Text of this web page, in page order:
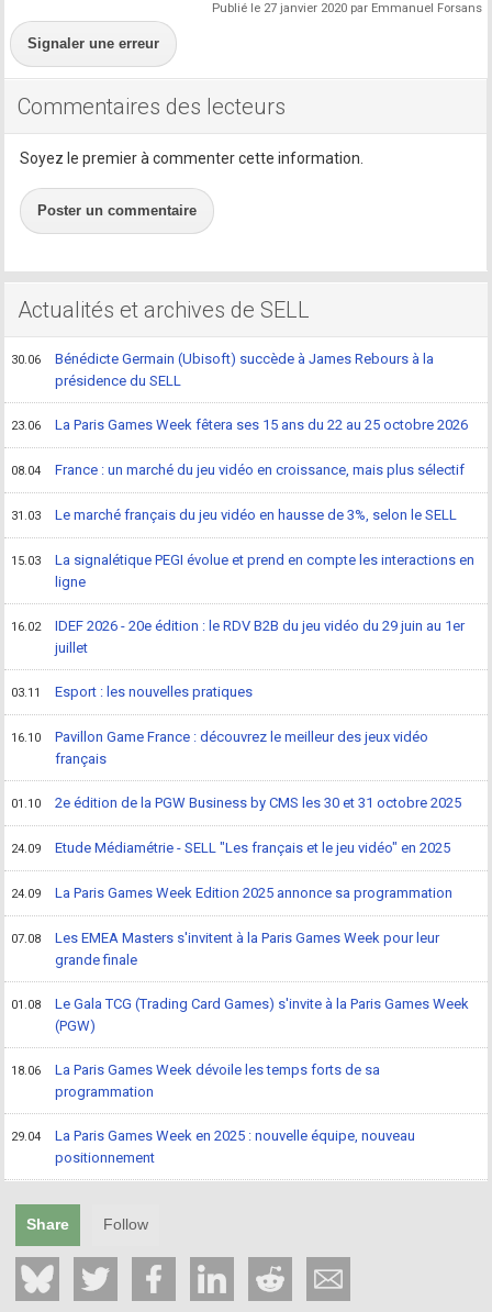
Publié le 27 janvier 2020 par Emmanuel Forsans
Signaler une erreur
Commentaires des lecteurs
Soyez le premier à commenter cette information.
Poster un commentaire
Actualités et archives de SELL
30.06
Bénédicte Germain (Ubisoft) succède à James Rebours à la
présidence du SELL
23.06 La Paris Games Week fêtera ses 15 ans du 22 au 25 octobre 2026
08.04 France : un marché du jeu vidéo en croissance, mais plus sélectif
31.03 Le marché français du jeu vidéo en hausse de 3%, selon le SELL
15.03
La signalétique PEGI évolue et prend en compte les interactions en
ligne
16.02
IDEF 2026 - 20e édition : le RDV B2B du jeu vidéo du 29 juin au 1er
juillet
03.11 Esport : les nouvelles pratiques
16.10
Pavillon Game France : découvrez le meilleur des jeux vidéo
français
01.10 2e édition de la PGW Business by CMS les 30 et 31 octobre 2025
24.09 Etude Médiamétrie - SELL "Les français et le jeu vidéo" en 2025
24.09 La Paris Games Week Edition 2025 annonce sa programmation
07.08
Les EMEA Masters s'invitent à la Paris Games Week pour leur
grande finale
01.08
Le Gala TCG (Trading Card Games) s'invite à la Paris Games Week
(PGW)
18.06
La Paris Games Week dévoile les temps forts de sa
programmation
29.04
La Paris Games Week en 2025 : nouvelle équipe, nouveau
positionnement
Share Follow